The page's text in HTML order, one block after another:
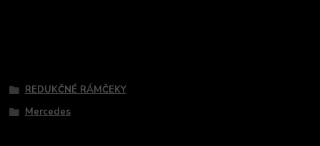
REDUKČNÉ RÁMČEKY
Mercedes